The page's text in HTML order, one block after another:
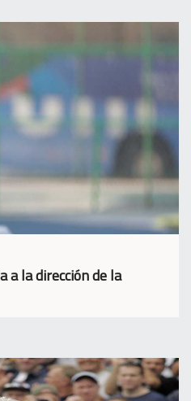
a la dirección de la